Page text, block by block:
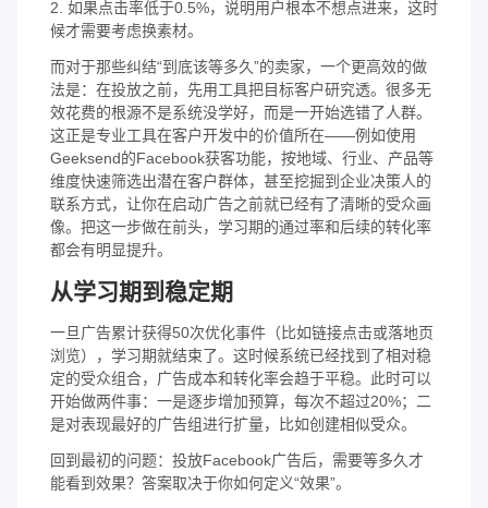
2. 如果点击率低于0.5%，说明用户根本不想点进来，这时
候才需要考虑换素材。
而对于那些纠结“到底该等多久”的卖家，一个更高效的做
法是：在投放之前，先用工具把目标客户研究透。很多无
效花费的根源不是系统没学好，而是一开始选错了人群。
这正是专业工具在客户开发中的价值所在——例如使用
Geeksend的Facebook获客功能，按地域、行业、产品等
维度快速筛选出潜在客户群体，甚至挖掘到企业决策人的
联系方式，让你在启动广告之前就已经有了清晰的受众画
像。把这一步做在前头，学习期的通过率和后续的转化率
都会有明显提升。
从学习期到稳定期
一旦广告累计获得50次优化事件（比如链接点击或落地页
浏览），学习期就结束了。这时候系统已经找到了相对稳
定的受众组合，广告成本和转化率会趋于平稳。此时可以
开始做两件事：一是逐步增加预算，每次不超过20%；二
是对表现最好的广告组进行扩量，比如创建相似受众。
回到最初的问题：投放Facebook广告后，需要等多久才
能看到效果？答案取决于你如何定义“效果”。